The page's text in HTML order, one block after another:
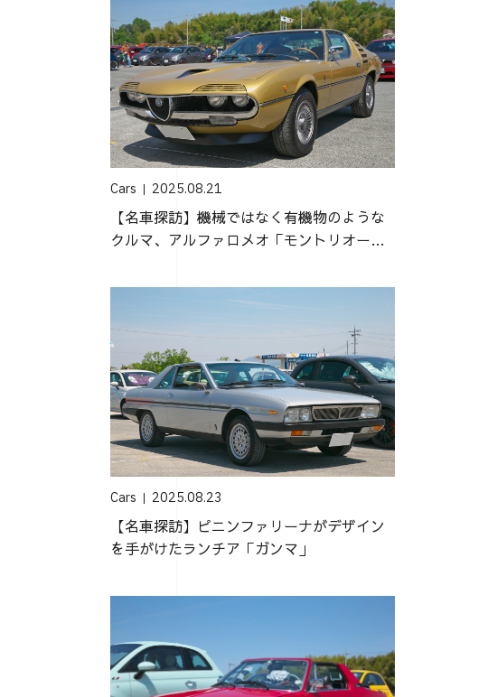
Cars 2025.08.21
【名車探訪】機械ではなく有機物のような
クルマ、アルファロメオ「モントリオー
Cars 2025.08.23
【名車探訪】ピニンファリーナがデザイン
を手がけたランチア「ガンマ」